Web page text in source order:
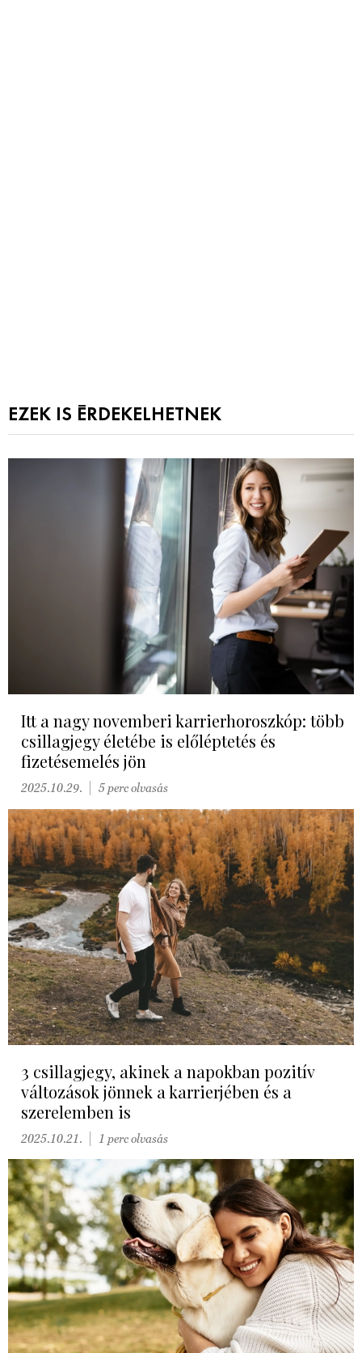
EZEK IS ÉRDEKELHETNEK
Itt a nagy novemberi karrierhoroszkóp: több
csillagjegy életébe is előléptetés és
fizetésemelés jön
2025.10.29. 5 perc olvasás
3 csillagjegy, akinek a napokban pozitív
változások jönnek a karrierjében és a
szerelemben is
2025.10.21. 1 perc olvasás